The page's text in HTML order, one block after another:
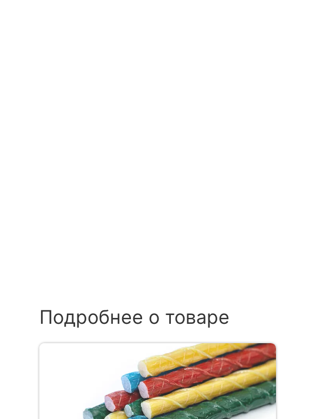
Подробнее о товаре